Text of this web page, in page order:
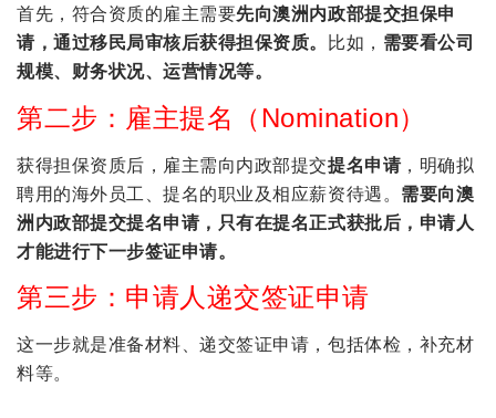
首先，符合资质的雇主需要先向澳洲内政部提交担保申
请，通过移民局审核后获得担保资质。 比如， 需要看公司
规模、财务状况、运营情况等。
第二步：雇主提名（Nomination）
获得担保资质后，雇主需向内政部提交提名申请，明确拟
聘用的海外员工、提名的职业及相应薪资待遇。 需要向澳
洲内政部提交提名申请，只有在提名正式获批后，申请人
才能进行下一步签证申请。
第三步：申请人递交签证申请
这一步就是准备材料、递交签证申请，包括体检，补充材
料等。